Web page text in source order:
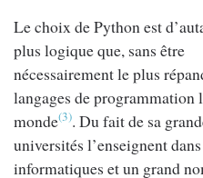
Le choix de Python est
plus logique que, sans être
nécessairement le plus
langages de programmation
monde(3). Du fait de sa
universités l’enseignent
informatiques et un grand